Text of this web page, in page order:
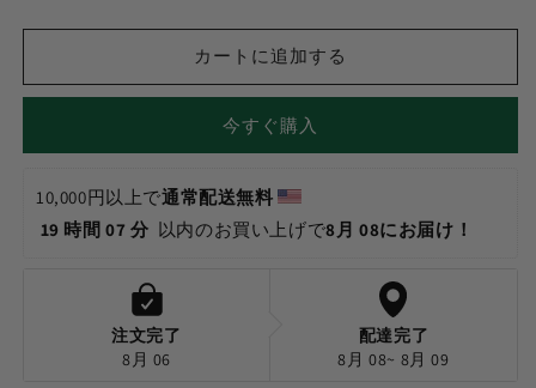
I
♥
J
の
数
量
I
♥
BIG
J
Ashtray
の
数
量
を
す
カートに追加する
今すぐ購入
10,000円以上で通常配送無料
19 時間 07 分 以内のお買い上げで8月 08にお届け！
注文完了
8月 06
配達完了
8月 08~ 8月 09